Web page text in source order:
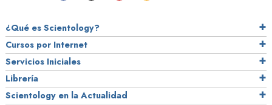
¿Qué es Scientology?
Cursos por Internet
Servicios Iniciales
Librería
Scientology en la Actualidad